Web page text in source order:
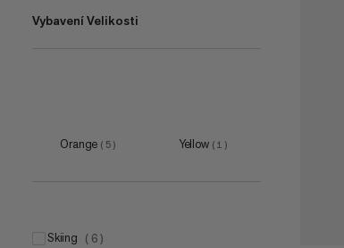
Vybavení Velikosti
Orange ( 5 ) Yellow ( 1 )
skiing ( 6 )